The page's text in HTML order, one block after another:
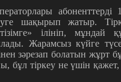
абоненттерді
шақырып жатыр.
ілініп, мұндай
Жарамсыз күйге
зәрезап болатын жұрт
бұл тіркеу не үшін қажет,